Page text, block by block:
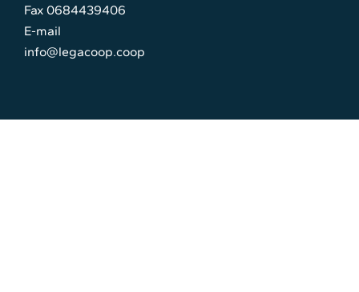
Fax 0684439406
E-mail
info@legacoop.coop